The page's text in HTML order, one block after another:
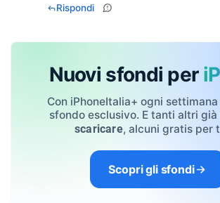
Rispondi
Nuovi sfondi per
Con iPhoneItalia+ ogni
sfondo esclusivo. E tanti altri già
scaricare, alcuni gratis per
Scopri gli sfondi